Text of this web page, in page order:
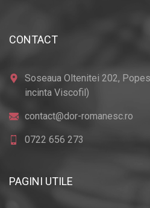
CONTACT
Soseaua Oltenitei 202,
incinta Viscofil)
contact@dor-romanesc.ro
0722 656 273
PAGINI UTILE